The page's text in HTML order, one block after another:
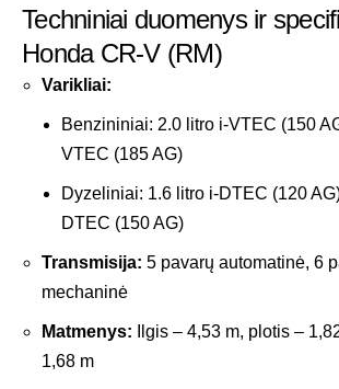
Techniniai duomenys ir
Honda CR-V (RM)
Varikliai:
Benzininiai: 2.0 litro i-VTEC (150
VTEC (185 AG)
Dyzeliniai: 1.6 litro i-DTEC (120
DTEC (150 AG)
Transmisija: 5 pavarų automatinė, 6
mechaninė
Matmenys: Ilgis – 4,53 m, plotis –
1,68 m